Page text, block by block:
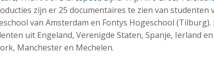
zijn er 25 documentaires te zien van studenten
van Amsterdam en Fontys Hogeschool (Tilburg).
uit Engeland, Verenigde Staten, Spanje, Ierland
Manchester en Mechelen.